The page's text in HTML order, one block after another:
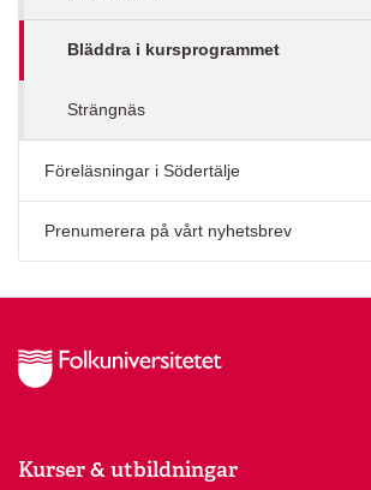
Bläddra i kursprogrammet
Strängnäs
Föreläsningar i Södertälje
Prenumerera på vårt nyhetsbrev
Kurser & utbildningar